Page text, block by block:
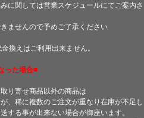
に関しては営業スケジュールにてご案内さ
ませんので予めご了承ください
換えはご利用出来ません。
った場合■
り寄せ商品以外の商品は
、稀に複数のご注文が重なり在庫が不足し
する事が出来ない場合が御座います。